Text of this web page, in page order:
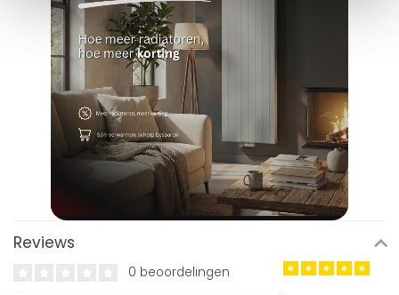
Reviews
0 beoordelingen